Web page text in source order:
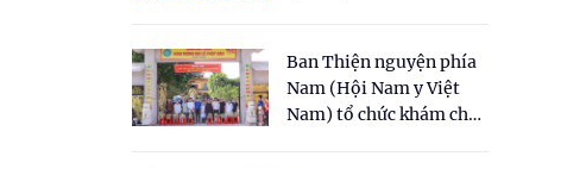
Ban Thiện nguyện phía
Nam (Hội Nam y Việt
Nam) tổ chức khám chữa